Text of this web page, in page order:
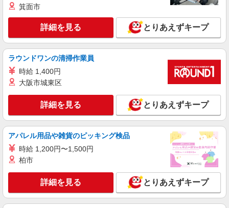
箕面市
詳細を見る とりあえずキープ
ラウンドワンの清掃作業員
時給 1,400円
大阪市城東区
詳細を見る とりあえずキープ
アパレル用品や雑貨のピッキング検品
時給 1,200円〜1,500円
柏市
詳細を見る とりあえずキープ